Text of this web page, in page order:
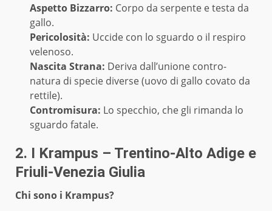
Aspetto Bizzarro: Corpo da serpente e testa da
gallo.
Pericolosità: Uccide con lo sguardo o il respiro
velenoso.
Nascita Strana: Deriva dall’unione contro-
natura di specie diverse (uovo di gallo covato da
rettile).
Contromisura: Lo specchio, che gli rimanda lo
sguardo fatale.
2. I Krampus – Trentino-Alto Adige e
Friuli-Venezia Giulia
Chi sono i Krampus?